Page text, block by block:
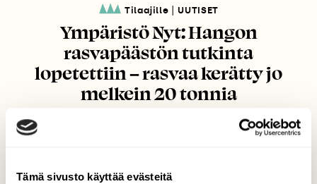
Tämä sivusto käyttää evästeitä
Tilaajille UUTISET
Ympäristö Nyt: Hangon
rasvapäästön tutkinta
lopetettiin – rasvaa kerätty jo
melkein 20 tonnia